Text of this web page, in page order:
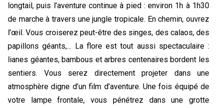
longtail, puis l’aventure continue à pied : environ 1h à 1h30
de marche à travers une jungle tropicale. En chemin, ouvrez
l’œil. Vous croiserez peut-être des singes, des calaos, des
papillons géants,... La flore est tout aussi spectaculaire :
lianes géantes, bambous et arbres centenaires bordent les
sentiers. Vous serez directement projeter dans une
atmosphère digne d’un film d’aventure. Une fois équipé de
votre lampe frontale, vous pénétrez dans une grotte